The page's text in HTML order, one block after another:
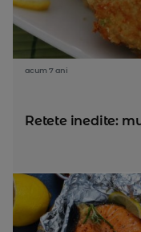
acum 7 ani
Retete inedite: